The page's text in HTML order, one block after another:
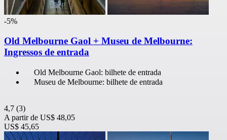
-5%
Old Melbourne Gaol + Museu de Melbourne:
Ingressos de entrada
Old Melbourne Gaol: bilhete de entrada
Museu de Melbourne: bilhete de entrada
4,7 (3)
A partir de US$ 48,05
US$ 45,65